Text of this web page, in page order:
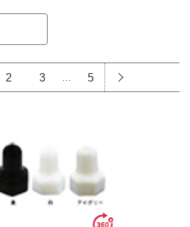
2 3 5